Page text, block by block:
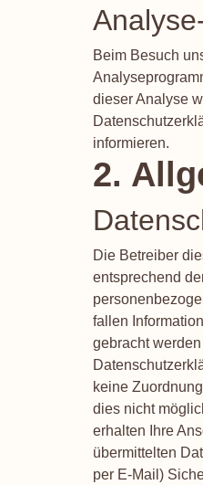
Beim Besuch
dieser Analyse
informieren.
2.
Die Betreiber
entsprechend
fallen
gebracht
keine
dies nicht
erhalten Ihre
übermittelten
per E-Mail)